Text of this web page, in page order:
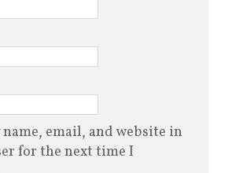
name, email, and website in
for the next time I